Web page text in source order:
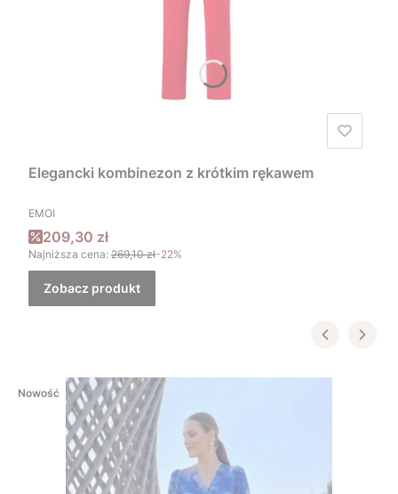
Elegancki kombinezon z krótkim rękawem
PRODUCENT
EMOI
Cena promocyjna
209,30 zł
Najniższa cena: 269,10 zł-22%
Zobacz produkt
Nowość